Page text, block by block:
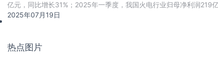
亿元，同比增长31%；2025年一季度，我国火电行业归母净利润219
2025年07月19日
热点图片